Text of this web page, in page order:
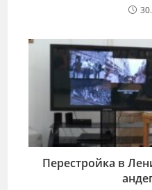
Перестройка в